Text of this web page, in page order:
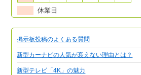
休業日
掲示板投稿のよくある質問
新型カーナビの人気が衰えない理由とは？
新型テレビ「4K」の魅力